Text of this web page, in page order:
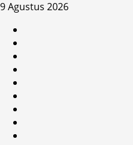
Skip
content
9 Agustus 2026